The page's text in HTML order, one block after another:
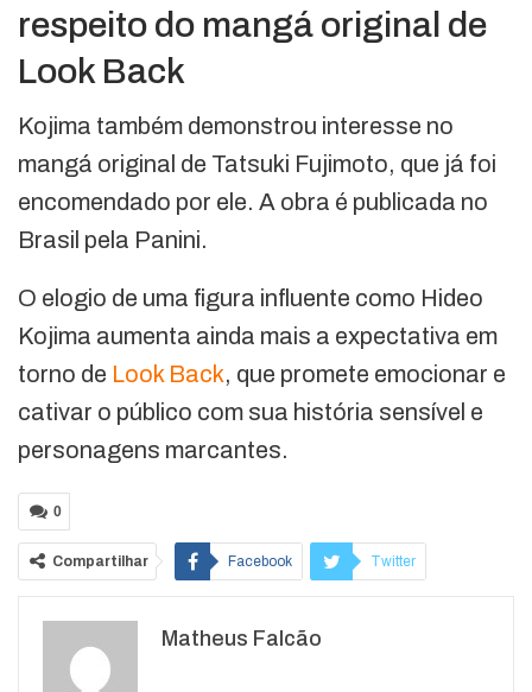
respeito do mangá original de
Look Back
Kojima também demonstrou interesse no
mangá original de Tatsuki Fujimoto, que já foi
encomendado por ele. A obra é publicada no
Brasil pela Panini.
O elogio de uma figura influente como Hideo
Kojima aumenta ainda mais a expectativa em
torno de Look Back, que promete emocionar e
cativar o público com sua história sensível e
personagens marcantes.
0
Compartilhar Facebook Twitter
WhatsApp
Matheus Falcão